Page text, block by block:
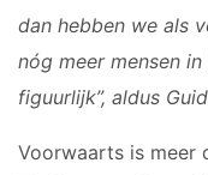
dan hebben we als
nóg meer mensen
figuurlijk”, aldus
Voorwaarts is meer